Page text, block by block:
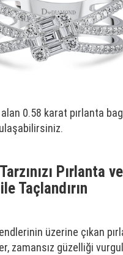
0.58 karat pırlanta
Pırlanta
Taçlandırın
üzerine çıkan
zamansız güzelliği